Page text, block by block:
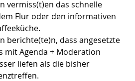
vermiss(t)en das schnelle
Flur oder den informativen
berichte(te)n, dass angesetzte
mit Agenda + Moderation
liefen als die bisher